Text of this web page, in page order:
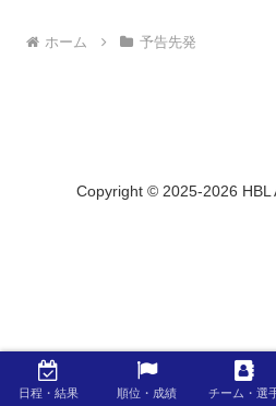
ホーム 予告先発
Copyright © 2025-2026 HBL
日程・結果 順位・成績 チーム・選